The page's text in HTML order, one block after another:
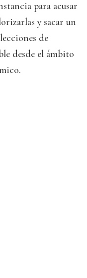
para acusar
y sacar un
de
desde el ámbito